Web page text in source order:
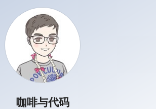
咖啡与代码